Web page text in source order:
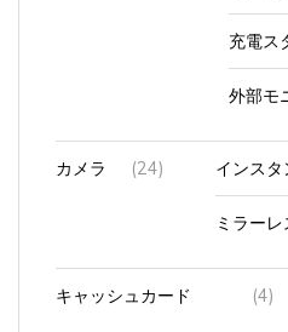
充電ス
外部モ
カメラ (24) インスタ
ミラーレ
キャッシュカード (4)